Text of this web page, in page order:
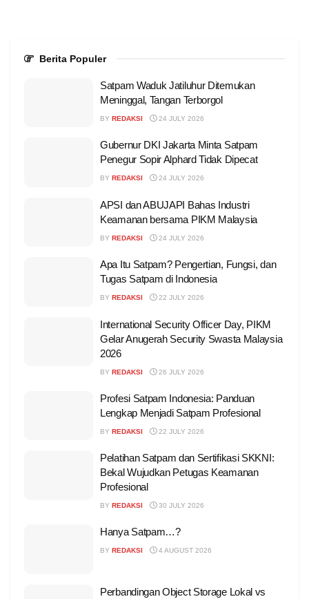
Berita Populer
Satpam Waduk Jatiluhur Ditemukan
Meninggal, Tangan Terborgol
BY REDAKSI 24 JULY 2026
Gubernur DKI Jakarta Minta Satpam
Penegur Sopir Alphard Tidak Dipecat
BY REDAKSI 24 JULY 2026
APSI dan ABUJAPI Bahas Industri
Keamanan bersama PIKM Malaysia
BY REDAKSI 24 JULY 2026
Apa Itu Satpam? Pengertian, Fungsi, dan
Tugas Satpam di Indonesia
BY REDAKSI 22 JULY 2026
International Security Officer Day, PIKM
Gelar Anugerah Security Swasta Malaysia
2026
BY REDAKSI 26 JULY 2026
Profesi Satpam Indonesia: Panduan
Lengkap Menjadi Satpam Profesional
BY REDAKSI 22 JULY 2026
Pelatihan Satpam dan Sertifikasi SKKNI:
Bekal Wujudkan Petugas Keamanan
Profesional
BY REDAKSI 30 JULY 2026
Hanya Satpam…?
BY REDAKSI 4 AUGUST 2026
Perbandingan Object Storage Lokal vs